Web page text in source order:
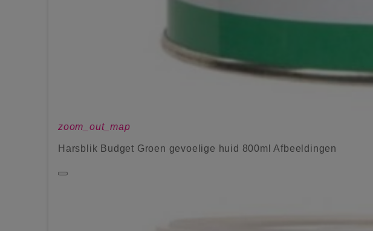
zoom_out_map
Harsblik Budget Groen gevoelige huid 800ml Afbeeldingen